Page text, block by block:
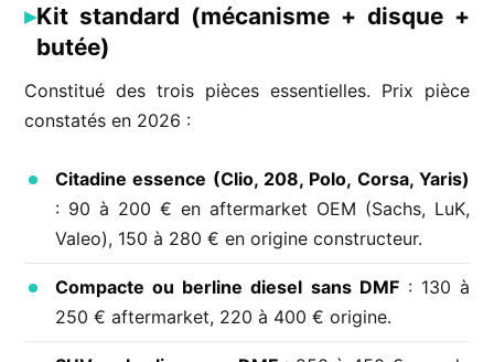
Kit standard (mécanisme + disque +
butée)
Constitué des trois pièces essentielles. Prix pièce
constatés en 2026 :
Citadine essence (Clio, 208, Polo, Corsa, Yaris)
: 90 à 200 € en aftermarket OEM (Sachs, LuK,
Valeo), 150 à 280 € en origine constructeur.
Compacte ou berline diesel sans DMF: 130 à
250 € aftermarket, 220 à 400 € origine.